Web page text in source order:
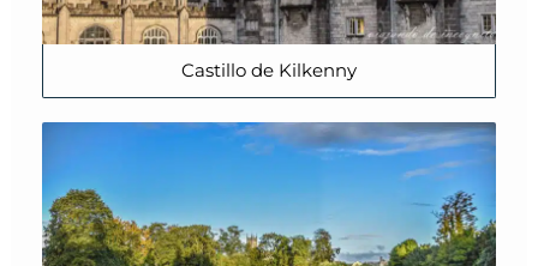
Castillo de Kilkenny